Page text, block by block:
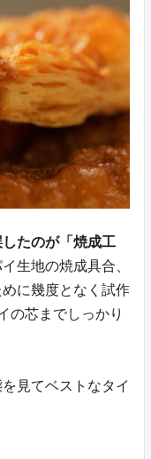
たのが「焼成工
生地の焼成具合、
に幾度となく試作
の芯までしっかり
見てベストなタイ